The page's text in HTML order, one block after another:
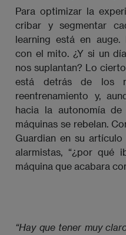
Para optimizar la
cribar y segmentar
learning está en auge.
con el mito. ¿Y si un
nos suplantan? Lo
está detrás de los
reentrenamiento y,
hacia la autonomía
máquinas se rebelan.
Guardian en su
alarmistas, “¿por qué
máquina que acabara
“Hay que tener muy